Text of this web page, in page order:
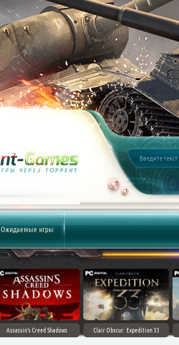
Ожидаемые игры
Assassin's Creed Shadows Clair Obscur: Expedition 33